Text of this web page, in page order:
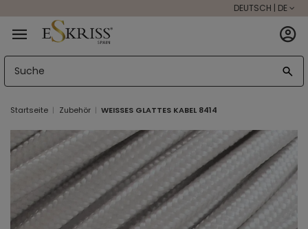
DEUTSCH | DE
Startseite Zubehör WEISSES GLATTES KABEL 8414